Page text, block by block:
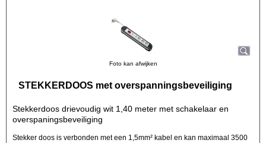
Foto kan afwijken
STEKKERDOOS met overspanningsbeveiliging
Stekkerdoos drievoudig wit 1,40 meter met schakelaar en
overspaningsbeveiliging
Stekker doos is verbonden met een 1,5mm² kabel en kan maximaal 3500